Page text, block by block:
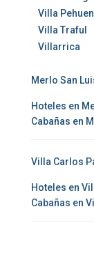
Villa
Villa Traful
Villarrica
Merlo San
Hoteles en
Cabañas en
Villa Carlos
Hoteles en
Cabañas en